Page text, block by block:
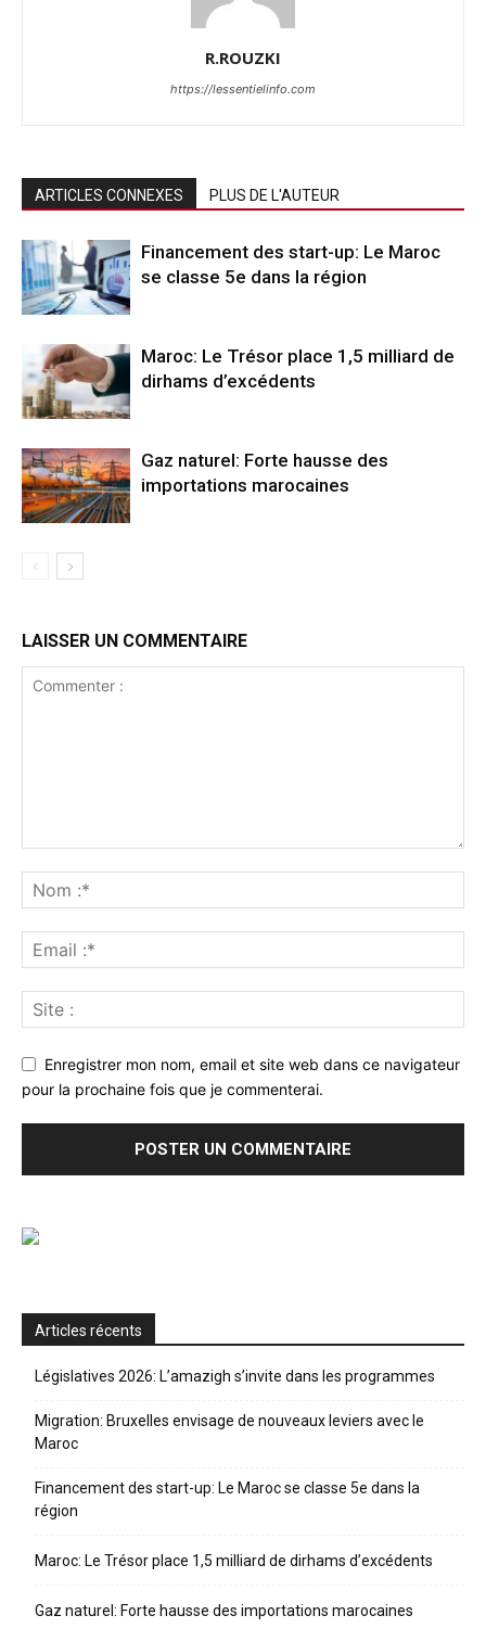
R.ROUZKI
https://lessentielinfo.com
ARTICLES CONNEXES PLUS DE L'AUTEUR
Financement des start-up: Le Maroc
se classe 5e dans la région
Maroc: Le Trésor place 1,5 milliard de
dirhams d’excédents
Gaz naturel: Forte hausse des
importations marocaines
LAISSER UN COMMENTAIRE
Enregistrer mon nom, email et site web dans ce navigateur
pour la prochaine fois que je commenterai.
Articles récents
Législatives 2026: L’amazigh s’invite dans les programmes
Migration: Bruxelles envisage de nouveaux leviers avec le
Maroc
Financement des start-up: Le Maroc se classe 5e dans la
région
Maroc: Le Trésor place 1,5 milliard de dirhams d’excédents
Gaz naturel: Forte hausse des importations marocaines